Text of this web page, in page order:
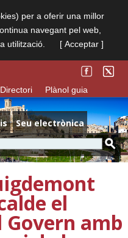
per a oferir una millor
navegant pel web,
utilització.
[ Acceptar ]
Directori Plànol guia
Seu electrònica
el
amb